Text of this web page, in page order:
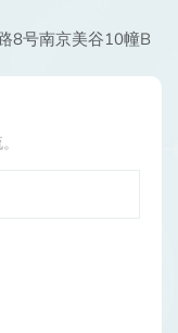
8号南京美谷10幢B